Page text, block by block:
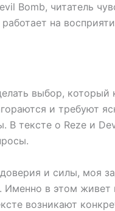
Bomb, читатель
на
выбор, который
и требуют
тексте о Reze и
и силы, моя
Именно в этом
возникают